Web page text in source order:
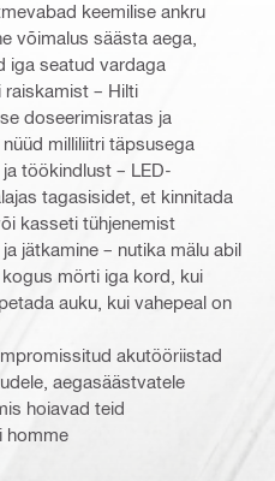
keemilise ankru
võimalus säästa aega,
iga seatud vardaga
raiskamist – Hilti
doseerimisratas ja
milliliitri täpsusega
töökindlust – LED-
tagasisidet, et kinnitada
kasseti tühjenemist
jätkamine – nutika mälu abil
mörti iga kord, kui
auku, kui vahepeal on
akutööriistad
aegasäästvatele
hoiavad teid
homme